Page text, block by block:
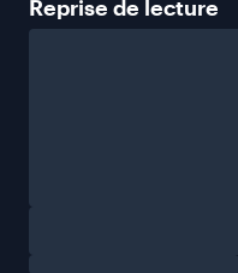
Reprise de lecture